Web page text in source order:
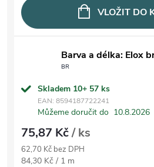
VLOŽIT DO
Barva a délka: Elox
BR
Skladem 10+ 57 ks
EAN: 8594187722241
Můžeme doručit do 10.8.2026
75,87 Kč/ ks
62,70 Kč bez DPH
Měrná cena:
84,30 Kč / 1 m